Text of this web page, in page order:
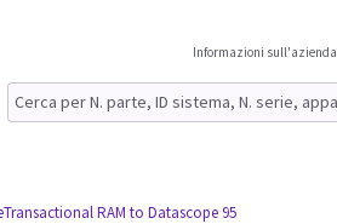
Informazioni sull'azienda
RAM to Datascope 95